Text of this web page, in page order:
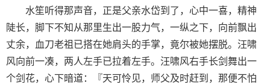
水笙听得那声音，正是父亲水岱到了，心中一喜，精神
陡长，脚下不知从那里生出一股力气，一纵之下，向前飘出
丈余，血刀老祖已搭在她肩头的手掌，竟尔被她摆脱。汪啸
风向前一凑，两人左手已拉着左手。汪啸风右手长剑舞出一
个剑花，心下暗道：『天可怜见，师父及时赶到，那便不怕